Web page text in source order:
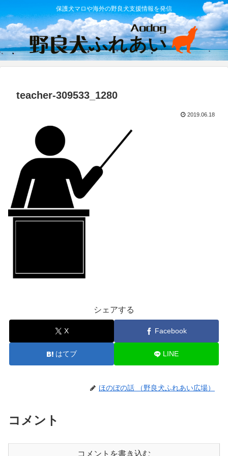
保護犬マロや海外の野良犬支援情報を発信
teacher-309533_1280
2019.06.18
シェアする
X Facebook
はてブ LINE
ほのぼの話 （野良犬ふれあい広場）
コメント
コメントを書き込む